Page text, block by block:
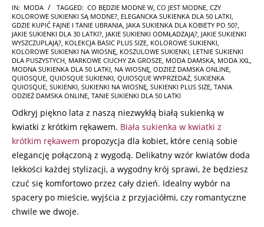
2024-
08-
08
IN: MODA TAGGED: CO BĘDZIE MODNE W, CO JEST MODNE, CZY
KOLOROWE SUKIENKI SĄ MODNE?, ELEGANCKA SUKIENKA DLA 50 LATKI,
GDZIE KUPIĆ FAJNE I TANIE UBRANIA, JAKA SUKIENKA DLA KOBIETY PO 50?,
JAKIE SUKIENKI DLA 30 LATKI?, JAKIE SUKIENKI ODMŁADZAJĄ?, JAKIE SUKIENKI
WYSZCZUPLAJĄ?, KOLEKCJA BASIC PLUS SIZE, KOLOROWE SUKIENKI,
KOLOROWE SUKIENKI NA WIOSNĘ, KOSZULOWE SUKIENKI, LETNIE SUKIENKI
DLA PUSZYSTYCH, MARKOWE CIUCHY ZA GROSZE, MODA DAMSKA, MODA XXL,
MODNA SUKIENKA DLA 50 LATKI, NA WIOSNĘ, ODZIEŻ DAMSKA ONLINE,
QUIOSQUE, QUIOSQUE SUKIENKI, QUIOSQUE WYPRZEDAŻ, SUKIENKA
QUIOSQUE, SUKIENKI, SUKIENKI NA WIOSNĘ, SUKIENKI PLUS SIZE, TANIA
ODZIEŻ DAMSKA ONLINE, TANIE SUKIENKI DLA 50 LATKI
Odkryj piękno lata z naszą niezwykłą białą sukienką w
kwiatki z krótkim rękawem. Biała sukienka w kwiatki z
krótkim rękawem propozycja dla kobiet, które cenią sobie
elegancję połączoną z wygodą. Delikatny wzór kwiatów doda
lekkości każdej stylizacji, a wygodny krój sprawi, że będziesz
czuć się komfortowo przez cały dzień. Idealny wybór na
spacery po mieście, wyjścia z przyjaciółmi, czy romantyczne
chwile we dwoje.